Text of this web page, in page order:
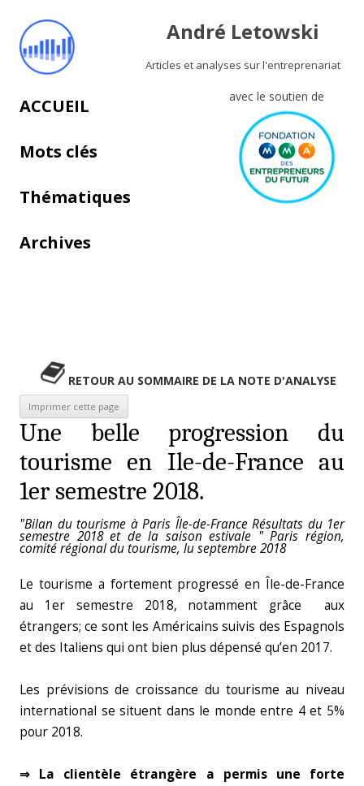
André Letowski
Articles et analyses sur l'entreprenariat
avec le soutien de
Aller au contenu principal
ACCUEIL
Mots clés
Thématiques
Archives
RETOUR AU SOMMAIRE DE LA NOTE D'ANALYSE
Une belle progression du
tourisme en Ile-de-France au
1er semestre 2018.
"Bilan du tourisme à Paris Île-de-France Résultats du 1er
semestre 2018 et de la saison estivale " Paris région,
comité régional du tourisme, lu septembre 2018
Le tourisme a fortement progressé en Île-de-France
au 1er semestre 2018, notamment grâce aux
étrangers; ce sont les Américains suivis des Espagnols
et des Italiens qui ont bien plus dépensé qu’en 2017.
Les prévisions de croissance du tourisme au niveau
international se situent dans le monde entre 4 et 5%
pour 2018.
⇒ La clientèle étrangère a permis une forte